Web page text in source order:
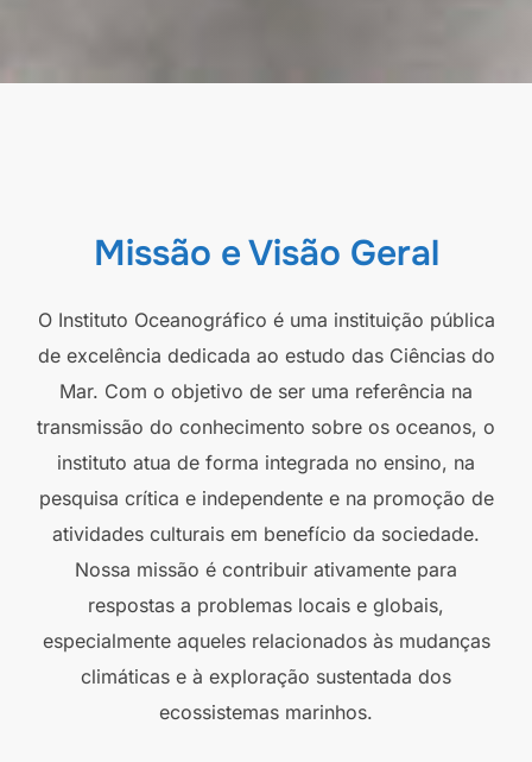
Missão e Visão Geral
O Instituto Oceanográfico é uma instituição pública
de excelência dedicada ao estudo das Ciências do
Mar. Com o objetivo de ser uma referência na
transmissão do conhecimento sobre os oceanos, o
instituto atua de forma integrada no ensino, na
pesquisa crítica e independente e na promoção de
atividades culturais em benefício da sociedade.
Nossa missão é contribuir ativamente para
respostas a problemas locais e globais,
especialmente aqueles relacionados às mudanças
climáticas e à exploração sustentada dos
ecossistemas marinhos.